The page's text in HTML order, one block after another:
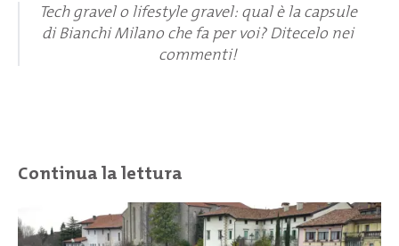
Tech gravel o lifestyle gravel: qual è la capsule
di Bianchi Milano che fa per voi? Ditecelo nei
commenti!
Continua la lettura